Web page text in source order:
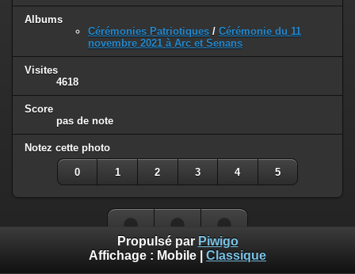
Albums
Cérémonies Patriotiques / Cérémonie du 11
novembre 2021 à Arc et Senans
Visites
4618
Score
pas de note
Notez cette photo
0 1 2 3 4 5
Propulsé par Piwigo
Affichage : Mobile Classique